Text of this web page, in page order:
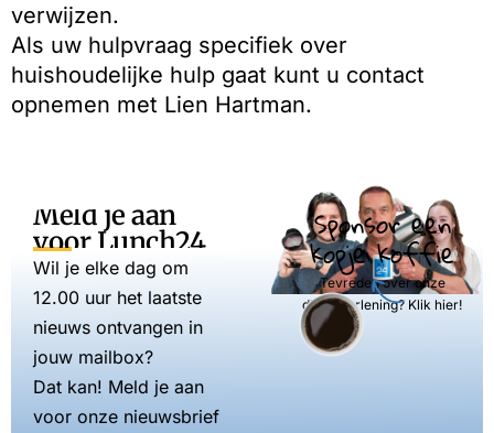
verwijzen.
Als uw hulpvraag specifiek over
huishoudelijke hulp gaat kunt u contact
opnemen met Lien Hartman.
Meld je aan
voor Lunch24
Wil je elke dag om
12.00 uur het laatste
nieuws ontvangen in
jouw mailbox?
Dat kan! Meld je aan
voor onze nieuwsbrief
Sponsor een
kopje koffie
Tevreden over onze
dienstverlening? Klik hier!